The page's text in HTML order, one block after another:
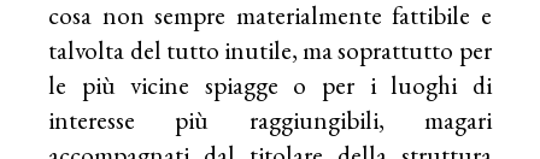
cosa non sempre materialmente fattibile e
talvolta del tutto inutile, ma soprattutto per
le più vicine spiagge o per i luoghi di
interesse più raggiungibili, magari